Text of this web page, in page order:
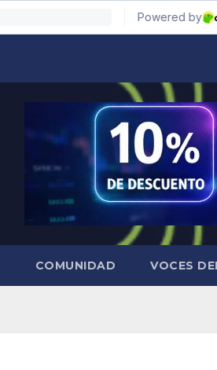
COMUNIDAD VOCES